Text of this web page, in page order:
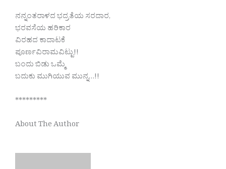
ನನ್ನಂತರಾಳದ ಭದ್ರತೆಯ ಸರದಾರ,
ಭರವಸೆಯ ಹರಿಕಾರ
ವಿರಹದ ಕಾದಾಟಕೆ
ಪೂರ್ಣವಿರಾಮವಿಟ್ಟು!!
ಬಂದು ಬಿಡು ಒಮ್ಮೆ
ಬದುಕು ಮುಗಿಯುವ ಮುನ್ನ…!!
*********
About The Author